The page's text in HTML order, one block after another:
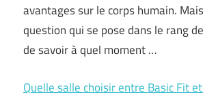
avantages sur le corps humain.
question qui se pose dans le rang
de savoir à quel moment …
Quelle salle choisir entre Basic Fit